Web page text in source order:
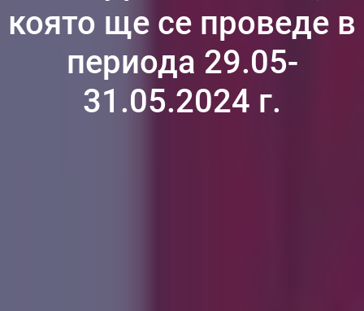
която ще се проведе в
периода 29.05-
31.05.2024 г.